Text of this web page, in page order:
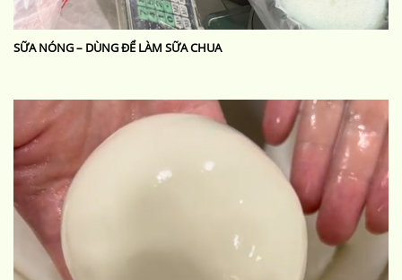
SỮA NÓNG – DÙNG ĐỂ LÀM SỮA CHUA